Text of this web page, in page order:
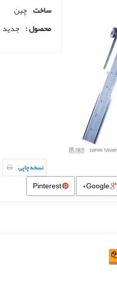
ساخت چین
محصول : جدید
نسخه چاپی
Google+
Pinterest